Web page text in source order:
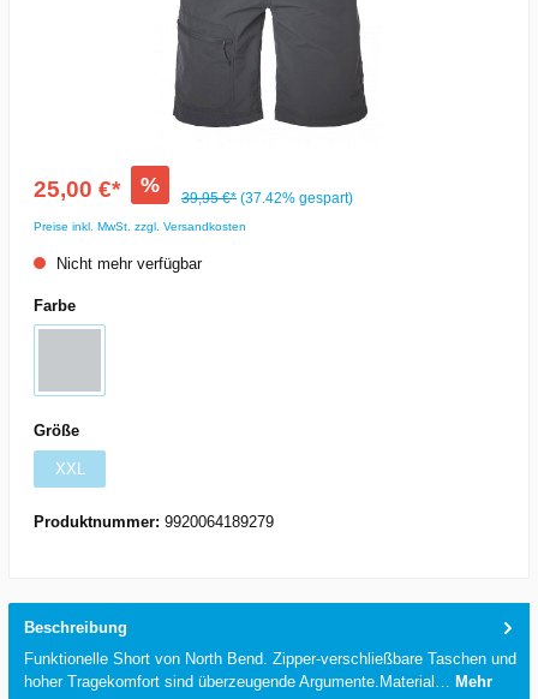
25,00 €* %
39,95 €* (37.42% gespart)
Preise inkl. MwSt. zzgl. Versandkosten
Nicht mehr verfügbar
Farbe
Größe
XXL
Produktnummer: 9920064189279
Beschreibung
Funktionelle Short von North Bend. Zipper-verschließbare Taschen und
hoher Tragekomfort sind überzeugende Argumente.Material…
Mehr